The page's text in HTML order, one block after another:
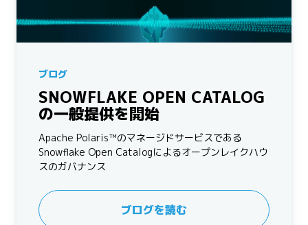
ブログ
SNOWFLAKE OPEN CATALOG
の一般提供を開始
Apache Polaris™のマネージドサービスである
Snowflake Open Catalogによるオープンレイクハウ
スのガバナンス
ブログを読む